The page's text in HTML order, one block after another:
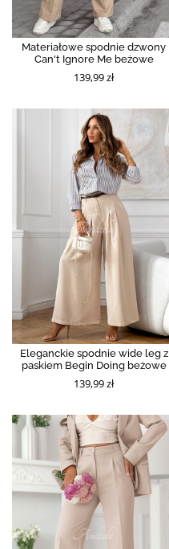
Materiałowe spodnie dzwony
Can't Ignore Me beżowe
139,99 zł
Eleganckie spodnie wide leg z
paskiem Begin Doing beżowe
139,99 zł